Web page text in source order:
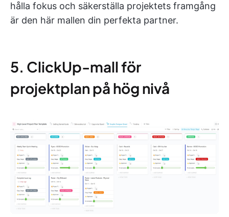
hålla fokus och säkerställa projektets framgång
är den här mallen din perfekta partner.
5. ClickUp-mall för
projektplan på hög nivå